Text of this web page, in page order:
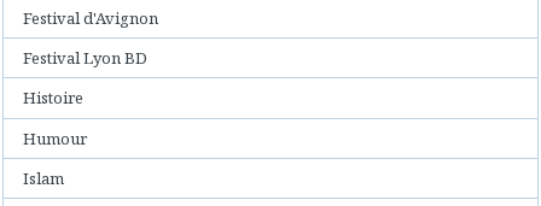
Festival d'Avignon
Festival Lyon BD
Histoire
Humour
Islam